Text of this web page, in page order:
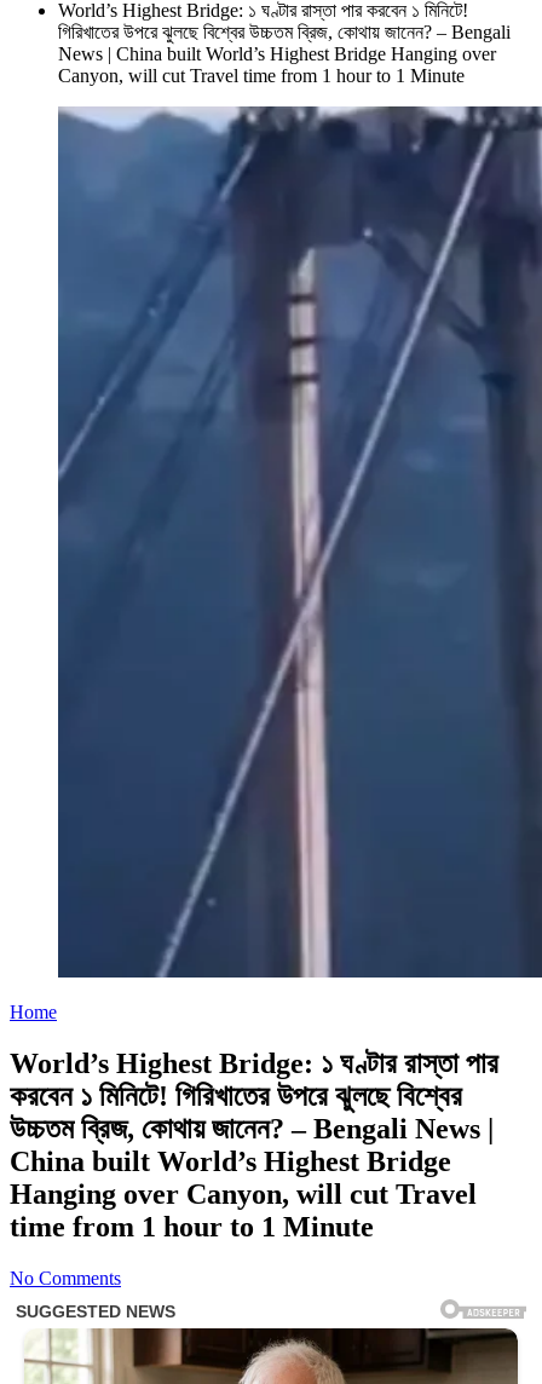
World’s Highest Bridge: ১ ঘণ্টার রাস্তা পার করবেন ১ মিনিটে!
গিরিখাতের উপরে ঝুলছে বিশ্বের উচ্চতম ব্রিজ, কোথায় জানেন? – Bengali
News | China built World’s Highest Bridge Hanging over
Canyon, will cut Travel time from 1 hour to 1 Minute
Home
World’s Highest Bridge: ১ ঘণ্টার রাস্তা পার
করবেন ১ মিনিটে! গিরিখাতের উপরে ঝুলছে বিশ্বের
উচ্চতম ব্রিজ, কোথায় জানেন? – Bengali News |
China built World’s Highest Bridge
Hanging over Canyon, will cut Travel
time from 1 hour to 1 Minute
No Comments